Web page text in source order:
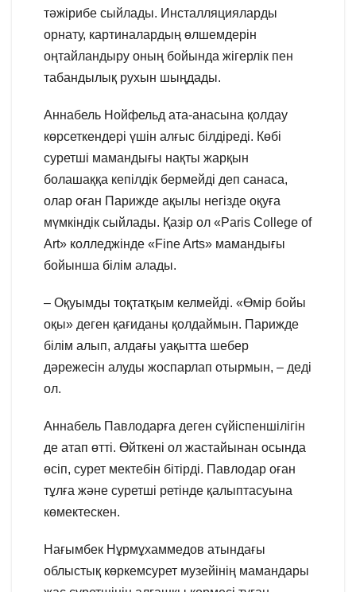
тәжірибе сыйлады. Инсталляцияларды
орнату, картиналардың өлшемдерін
оңтайландыру оның бойында жігерлік пен
табандылық рухын шыңдады.
Аннабель Нойфельд ата-анасына қолдау
көрсеткендері үшін алғыс білдіреді. Көбі
суретші мамандығы нақты жарқын
болашаққа кепілдік бермейді деп санаса,
олар оған Парижде ақылы негізде оқуға
мүмкіндік сыйлады. Қазір ол «Paris College of
Art» колледжінде «Fine Arts» мамандығы
бойынша білім алады.
– Оқуымды тоқтатқым келмейді. «Өмір бойы
оқы» деген қағиданы қолдаймын. Парижде
білім алып, алдағы уақытта шебер
дәрежесін алуды жоспарлап отырмын, – деді
ол.
Аннабель Павлодарға деген сүйіспеншілігін
де атап өтті. Өйткені ол жастайынан осында
өсіп, сурет мектебін бітірді. Павлодар оған
тұлға және суретші ретінде қалыптасуына
көмектескен.
Нағымбек Нұрмұхаммедов атындағы
облыстық көркемсурет музейінің мамандары